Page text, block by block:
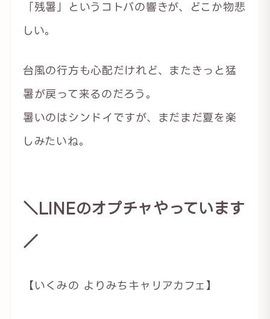
「残暑」というコトバの響きが、どこか物悲
しい。
台風の行方も心配だけれど、またきっと猛
暑が戻って来るのだろう。
暑いのはシンドイですが、まだまだ夏を楽
しみたいね。
＼LINEのオプチャやっています
／
【いくみの よりみちキャリアカフェ】